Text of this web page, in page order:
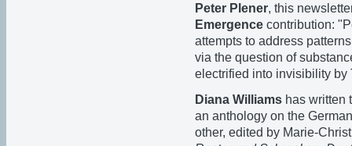
Peter Plener, this
Emergence contribution:
attempts to address
via the question of
electrified into invisibility by
Diana Williams has written
an anthology on the
other, edited by Marie-